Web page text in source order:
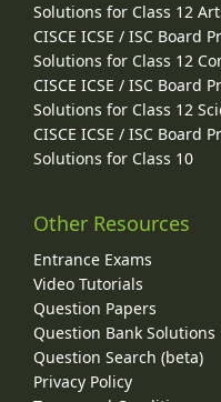
Solutions for Class 12
CISCE ICSE / ISC Board
Solutions for Class 12
CISCE ICSE / ISC Board
Solutions for Class 12
CISCE ICSE / ISC Board
Solutions for Class 10
Other Resources
Entrance Exams
Video Tutorials
Question Papers
Question Bank Solutions
Question Search (beta)
Privacy Policy